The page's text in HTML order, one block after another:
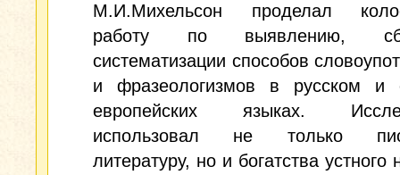
М.И.Михельсон проделал
работу по выявлению,
систематизации способов
и фразеологизмов в русском и
европейских языках.
использовал не только
литературу, но и богатства устного